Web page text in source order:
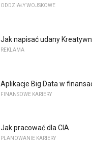
ODDZIAŁY WOJSKOWE
Jak napisać udany
REKLAMA
Aplikacje Big Data w
FINANSOWE KARIERY
Jak pracować dla CIA
PLANOWANIE KARIERY